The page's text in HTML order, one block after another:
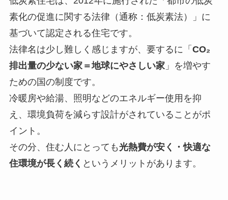
素化の促進に関する法律（通称：低炭素法）」に
基づいて認定される住宅です。
法律名は少し難しく感じますが、要するに「 CO₂
排出量の少ない家＝地球にやさしい家」を増やす
ための国の制度です。
冷暖房や給湯、照明などのエネルギー使用を抑
え、環境負荷を減らす設計がされていることがポ
イント。
その分、住む人にとっても光熱費が安く・快適な
住環境が長く続く というメリットがあります。